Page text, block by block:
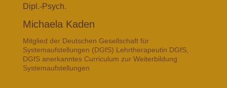
Dipl.-Psych.
Michaela Kaden
Mitglied der Deutschen Gesellschaft für
Systemaufstellungen (DGfS) Lehrtherapeutin DGfS,
DGfS anerkanntes Curriculum zur Weiterbildung
Systemaufstellungen